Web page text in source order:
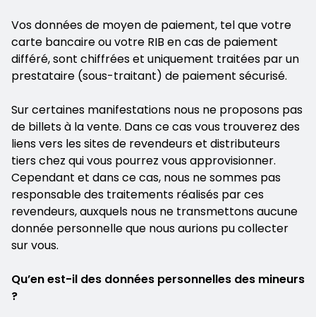
Vos données de moyen de paiement, tel que votre
carte bancaire ou votre RIB en cas de paiement
différé, sont chiffrées et uniquement traitées par un
prestataire (sous-traitant) de paiement sécurisé.
Sur certaines manifestations nous ne proposons pas
de billets à la vente. Dans ce cas vous trouverez des
liens vers les sites de revendeurs et distributeurs
tiers chez qui vous pourrez vous approvisionner.
Cependant et dans ce cas, nous ne sommes pas
responsable des traitements réalisés par ces
revendeurs, auxquels nous ne transmettons aucune
donnée personnelle que nous aurions pu collecter
sur vous.
Qu’en est-il des données personnelles des mineurs
?